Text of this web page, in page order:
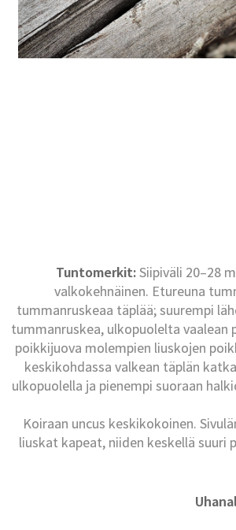
Tuntomerkit:Siipiväli 20–28
valkokehnäinen. Etureuna
tummanruskeaa täplää; suurempi
tummanruskea, ulkopuolelta vaalean
poikkijuova molempien liuskojen
keskikohdassa valkean täplän
ulkopuolella ja pienempi suoraan
Koiraan uncus keskikokoinen.
liuskat kapeat, niiden keskellä suuri